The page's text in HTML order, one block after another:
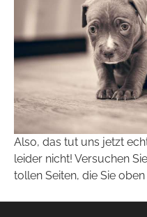
Also, das tut uns jetzt
leider nicht! Versuchen
tollen Seiten, die Sie